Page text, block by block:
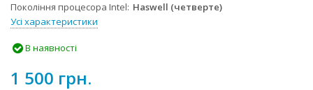
Покоління процесора Intel Haswell (четверте)
Усі характеристики
В наявності
1 500 грн.